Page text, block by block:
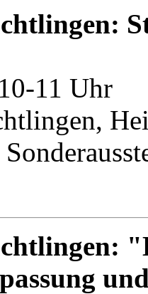
11 Uhr